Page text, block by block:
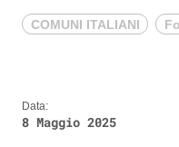
COMUNI ITALIANI
Data:
8 Maggio 2025